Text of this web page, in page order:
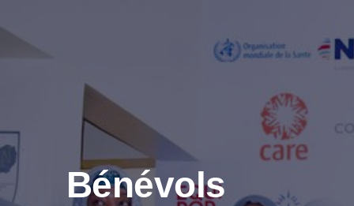
Bénévols